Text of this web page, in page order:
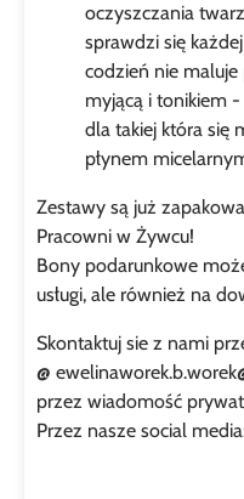
oczyszczania
sprawdzi się
codzień nie
myjącą i tonikiem
dla takiej która się
płynem
Zestawy są już
Pracowni w Żywcu!
Bony podarunkowe
usługi, ale również na
Skontaktuj sie z nami
@
przez wiadomość
Przez nasze social